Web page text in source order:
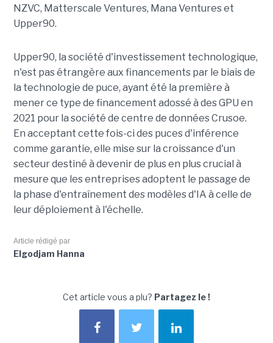
NZVC, Matterscale Ventures, Mana Ventures et
Upper90.
Upper90, la société d'investissement technologique,
n'est pas étrangère aux financements par le biais de
la technologie de puce, ayant été la première à
mener ce type de financement adossé à des GPU en
2021 pour la société de centre de données Crusoe.
En acceptant cette fois-ci des puces d'inférence
comme garantie, elle mise sur la croissance d'un
secteur destiné à devenir de plus en plus crucial à
mesure que les entreprises adoptent le passage de
la phase d'entraînement des modèles d'IA à celle de
leur déploiement à l'échelle.
Article rédigé par
Elgodjam Hanna
Cet article vous a plu? Partagez le !